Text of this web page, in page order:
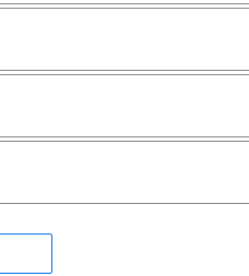
passen Sie den
Situation an,